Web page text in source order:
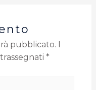
pubblicato.
*